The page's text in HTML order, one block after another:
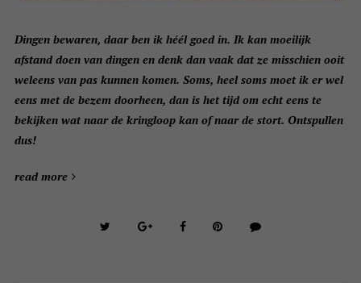
Dingen bewaren, daar ben ik héél goed in. Ik kan moeilijk
afstand doen van dingen en denk dan vaak dat ze misschien ooit
weleens van pas kunnen komen. Soms, heel soms moet ik er wel
eens met de bezem doorheen, dan is het tijd om echt eens te
bekijken wat naar de kringloop kan of naar de stort. Ontspullen
dus!
read more